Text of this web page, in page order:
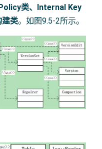
类、Internal Key
类。如图9.5-2所示。